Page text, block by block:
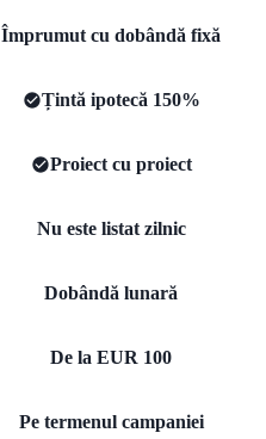
Împrumut cu dobândă fixă
Țintă ipotecă 150%
Proiect cu proiect
Nu este listat zilnic
Dobândă lunară
De la EUR 100
Pe termenul campaniei